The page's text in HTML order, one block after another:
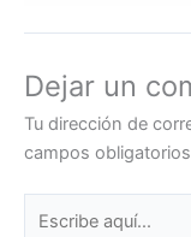
Dejar un
Tu dirección de
campos